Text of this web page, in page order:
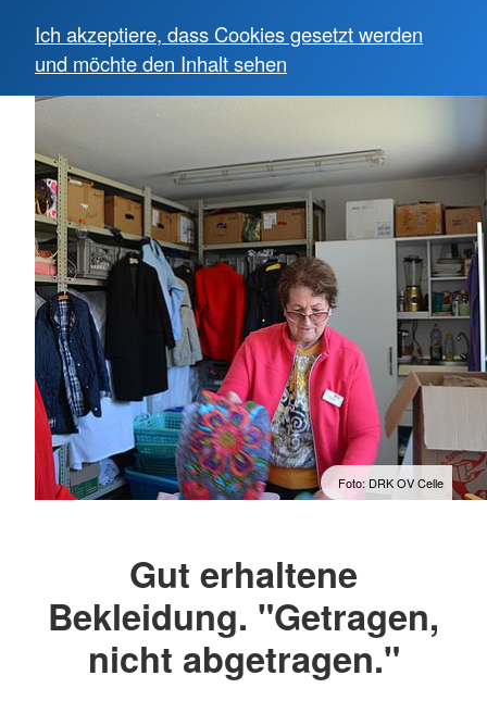
Ich akzeptiere, dass Cookies gesetzt werden
und möchte den Inhalt sehen
Foto: DRK OV Celle
Gut erhaltene
Bekleidung. "Getragen,
nicht abgetragen."